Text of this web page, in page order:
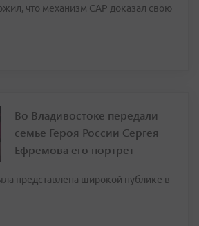
что механизм САР доказал свою
Во Владивостоке передали
семье Героя России Сергея
Ефремова его портрет
представлена широкой публике в